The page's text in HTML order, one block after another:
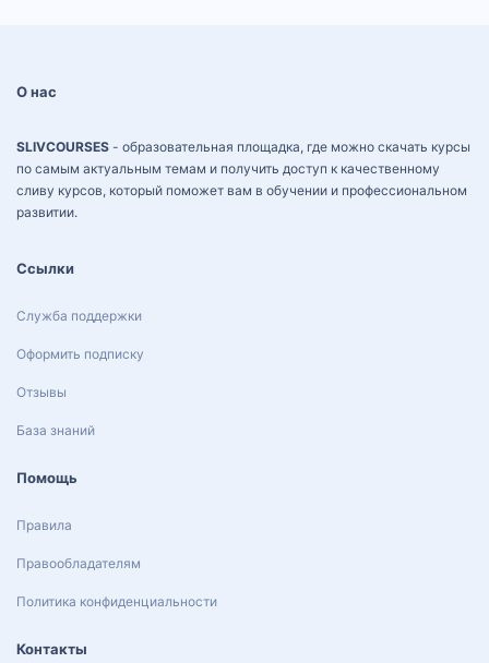
О нас
SLIVCOURSES - образовательная площадка, где можно скачать курсы
по самым актуальным темам и получить доступ к качественному
сливу курсов, который поможет вам в обучении и профессиональном
развитии.
Ссылки
Служба поддержки
Оформить подписку
Отзывы
База знаний
Помощь
Правила
Правообладателям
Политика конфиденциальности
Контакты